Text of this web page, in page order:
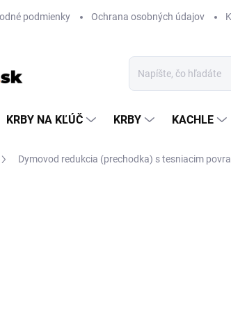
podmienky Ochrana osobných údajov
KRBY NA KĽÚČ KRBY KACHLE
Dymovod redukcia (prechodka) s tesniacim